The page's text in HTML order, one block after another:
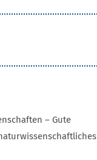
– Gute